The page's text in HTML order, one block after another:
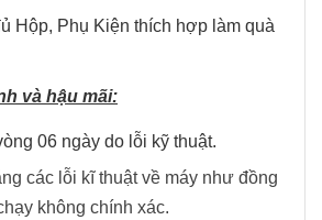
Hộp, Phụ Kiện thích hợp làm quà
và hậu mãi:
06 ngày do lỗi kỹ thuật.
các lỗi kĩ thuật về máy như đồng
không chính xác.